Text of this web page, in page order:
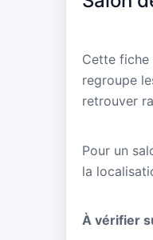
Cette fiche
regroupe
retrouver
Pour un
la
À vérifier